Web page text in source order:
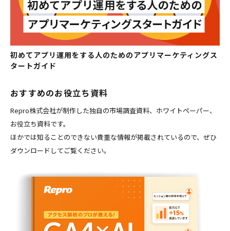
初めてアプリ運用をする人のためのアプリマーケティングス
タートガイド
おすすめのお役立ち資料
Repro株式会社が制作した独自の市場調査資料、ホワイトペーパー、
お役立ち資料です。
ほかでは知ることのできない貴重な情報が掲載されているので、ぜひ
ダウンロードしてご覧ください。